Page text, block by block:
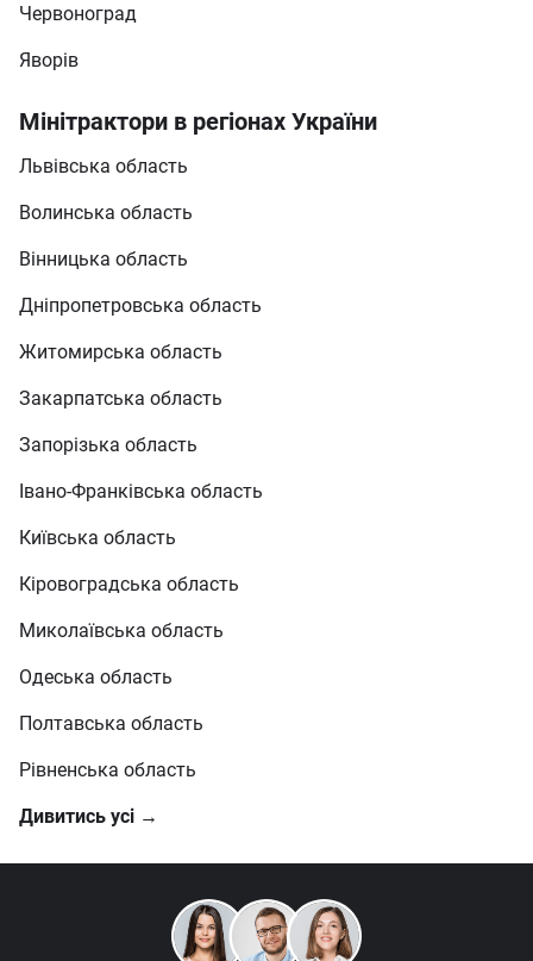
Червоноград
Яворів
Мінітрактори в регіонах України
Львівська область
Волинська область
Вінницька область
Дніпропетровська область
Житомирська область
Закарпатська область
Запорізька область
Івано-Франківська область
Київська область
Кіровоградська область
Миколаївська область
Одеська область
Полтавська область
Рівненська область
Дивитись усі →